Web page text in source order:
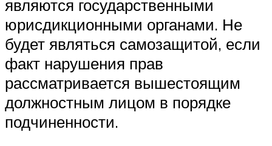
являются государственными
юрисдикционными органами. Не
будет являться самозащитой, если
факт нарушения прав
рассматривается вышестоящим
должностным лицом в порядке
подчиненности.